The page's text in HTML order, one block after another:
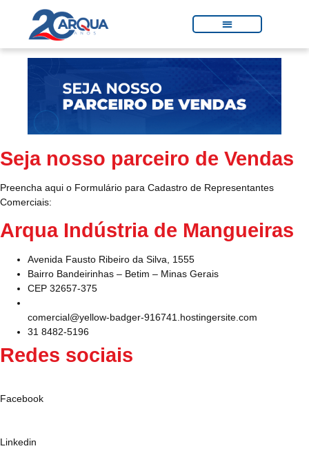
Seja nosso parceiro de Vendas
Preencha aqui o Formulário para Cadastro de Representantes
Comerciais:
Arqua Indústria de Mangueiras
Avenida Fausto Ribeiro da Silva, 1555
Bairro Bandeirinhas – Betim – Minas Gerais
CEP 32657-375
comercial@yellow-badger-916741.hostingersite.com
31 8482-5196
Redes sociais
Facebook
Linkedin